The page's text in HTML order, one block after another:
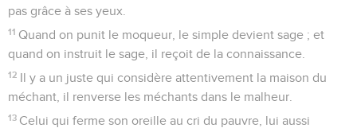
pas grâce à ses yeux.
11 Quand on punit le moqueur, le simple devient sage ; et
quand on instruit le sage, il reçoit de la connaissance.
12 Il y a un juste qui considère attentivement la maison du
méchant, il renverse les méchants dans le malheur.
13 Celui qui ferme son oreille au cri du pauvre, lui aussi